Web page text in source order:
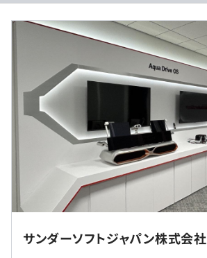
ル、コーディング規約あり
◎東京本社、またはクライアント先（
区、神奈川県）での勤務となります。
◎一部車通勤可能（愛知県のクライア
＜月給制＞
※年収600万～1,000万円の事例の場合
■賃金形態：月給制
■賃金の決定方法：当社規定により決
■月給：約50万〜83.3万円（固定残業
■基本給：約38万～63.4万円
■固定残業代：約11.9万円～19.8万円
※超過分は別途支給
■その他定額手当：なし
※経験・能力を考慮のうえ、決定しま
サンダーソフトジャパン株式会社